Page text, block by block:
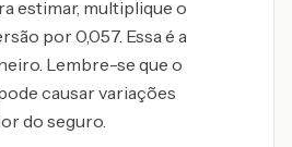
estimar, multiplique o
por 0,057. Essa é a
Lembre-se que o
causar variações
do seguro.